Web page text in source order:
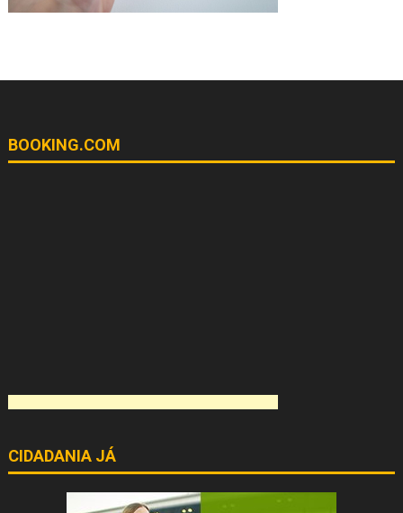
BOOKING.COM
CIDADANIA JÁ